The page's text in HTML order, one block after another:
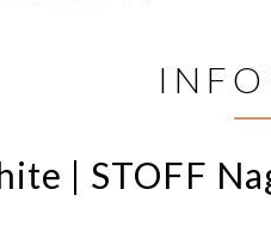
| STOFF